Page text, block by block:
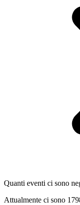
Quanti eventi ci sono
Attualmente ci sono